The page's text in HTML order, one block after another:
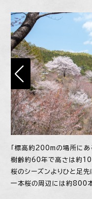
「標高約200mの場所にあ
樹齢約60年で高さは約
桜のシーズンよりひと足先
一本桜の周辺には約800